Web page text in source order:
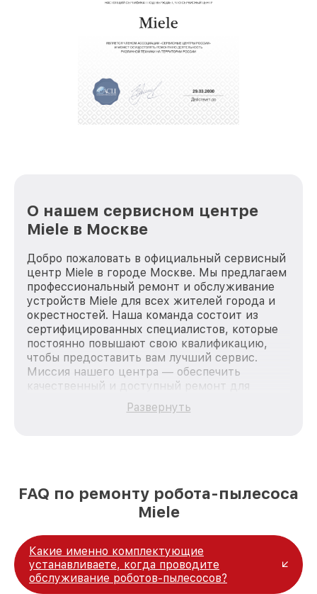
обеспечат доставку устройств в сервис в
За годы своей деятельности мы получали только
репутацию. Мы постоянно совершенствуемся и
стараемся каждый день делать наш сервис еще
О нашем сервисном центре
Miele в Москве
Добро пожаловать в официальный сервисный
центр Miele в городе Москве. Мы предлагаем
профессиональный ремонт и обслуживание
устройств Miele для всех жителей города и
окрестностей. Наша команда состоит из
сертифицированных специалистов, которые
постоянно повышают свою квалификацию,
чтобы предоставить вам лучший сервис.
Миссия нашего центра — обеспечить
качественный и доступный ремонт для
каждого пользователя продукции Miele, вне
зависимости от сложности поломки. Мы
Москве, постоянно повышая уровень доверия
и лояльности наших клиентов.
Развернуть
FAQ по ремонту робота-пылесоса
Miele
Какие именно комплектующие
устанавливаете, когда проводите
обслуживание роботов-пылесосов?